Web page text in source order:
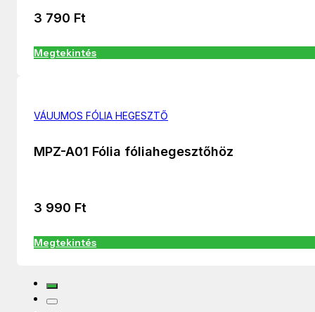
3 790 Ft
Megtekintés
VÁUUMOS FÓLIA HEGESZTŐ
MPZ-A01 Fólia fóliahegesztőhöz
3 990 Ft
Megtekintés